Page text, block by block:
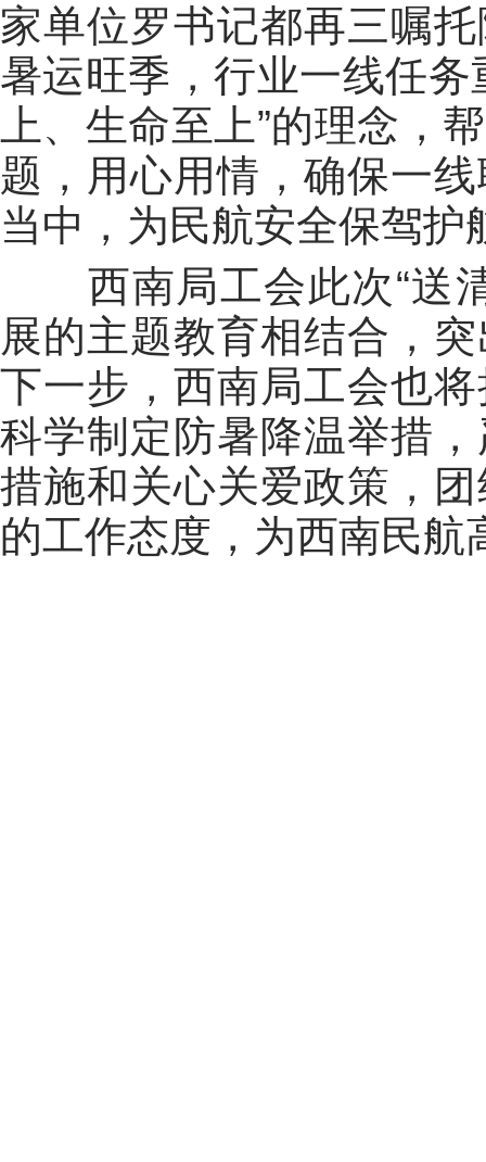
家单位罗书记都再三嘱
暑运旺季，行业一线任
上、生命至上”的理念，
题，用心用情，确保一
当中，为民航安全保驾护
西南局工会此次“送
展的主题教育相结合，
下一步，西南局工会也
科学制定防暑降温举措
措施和关心关爱政策，
的工作态度，为西南民